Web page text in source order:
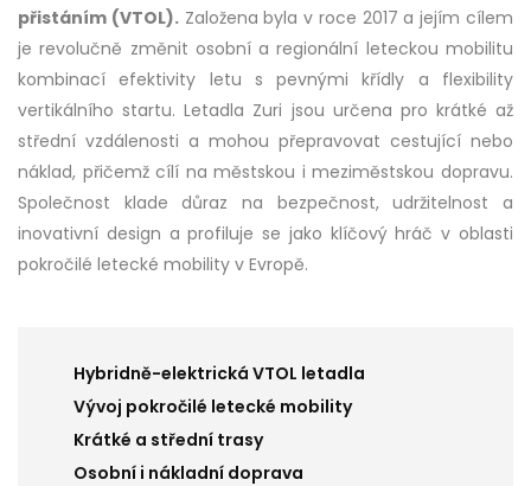
přistáním (VTOL).Založena byla v roce 2017 a jejím cílem
je revolučně změnit osobní a regionální leteckou mobilitu
kombinací efektivity letu s pevnými křídly a flexibility
vertikálního startu. Letadla Zuri jsou určena pro krátké až
střední vzdálenosti a mohou přepravovat cestující nebo
náklad, přičemž cílí na městskou i meziměstskou dopravu.
Společnost klade důraz na bezpečnost, udržitelnost a
inovativní design a profiluje se jako klíčový hráč v oblasti
pokročilé letecké mobility v Evropě.
Hybridně-elektrická VTOL letadla
Vývoj pokročilé letecké mobility
Krátké a střední trasy
Osobní i nákladní doprava